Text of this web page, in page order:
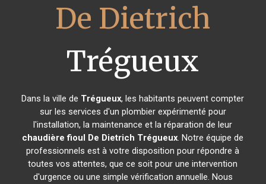
De Dietrich
Trégueux
Dans la ville de Trégueux, les habitants peuvent compter
sur les services d'un plombier expérimenté pour
l'installation, la maintenance et la réparation de leur
chaudière fioul De Dietrich Trégueux. Notre équipe de
professionnels est à votre disposition pour répondre à
toutes vos attentes, que ce soit pour une intervention
d'urgence ou une simple vérification annuelle. Nous